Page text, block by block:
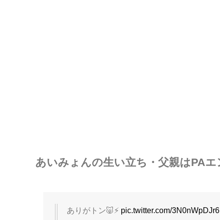
あいみょんの生い立ち・父親はPA
ありがトン🐷⚡️ pic.twitter.com/3N0nWpDJr6